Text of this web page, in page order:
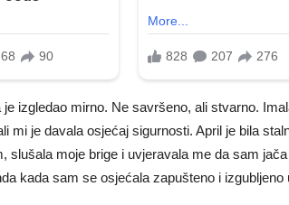
je izgledao mirno. Ne savršeno, ali stvarno.
mi je davala osjećaj sigurnosti. April je bila
slušala moje brige i uvjeravala me da sam
kada sam se osjećala zapušteno i izgubljeno